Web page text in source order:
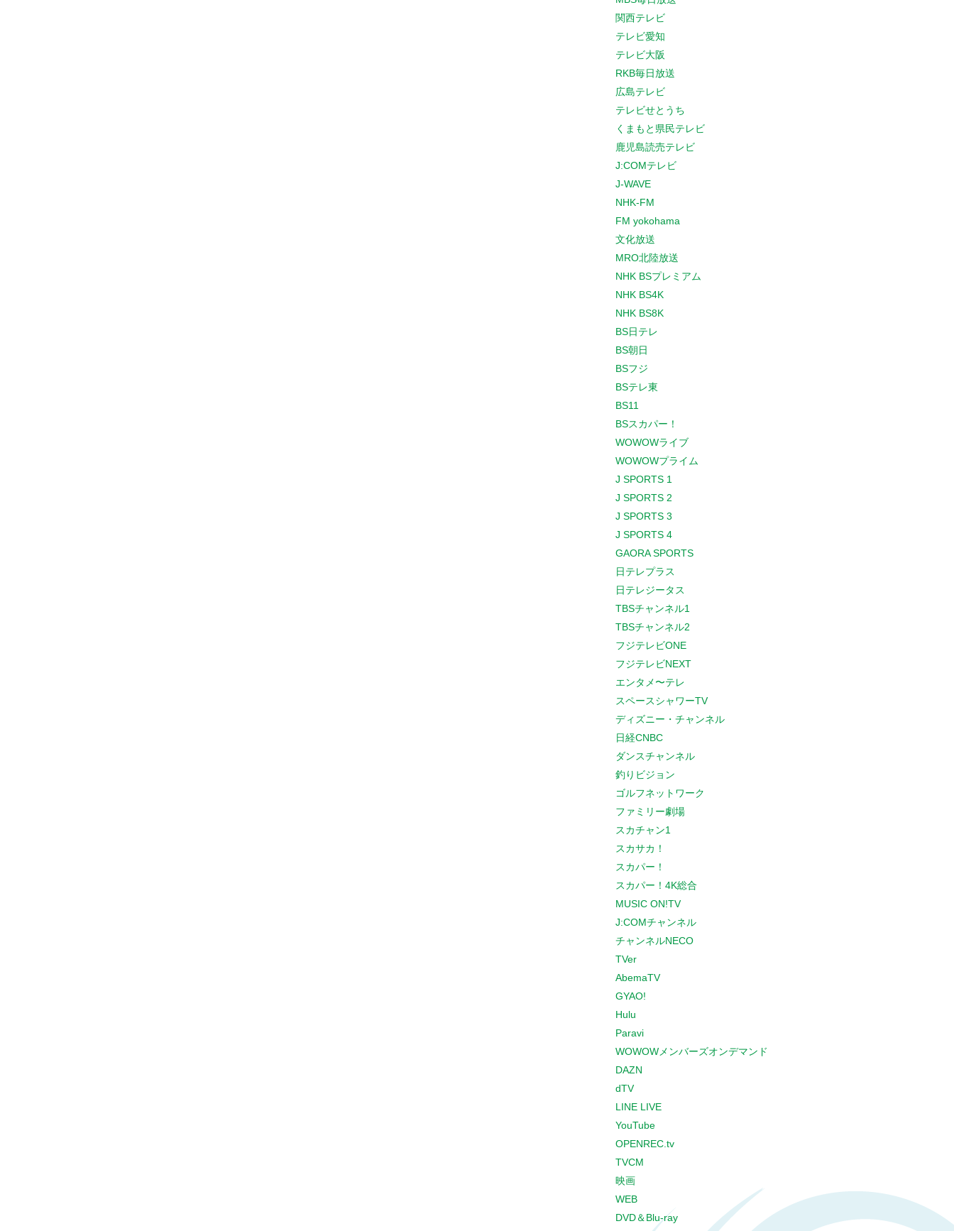
関西テレビ
テレビ愛知
テレビ大阪
RKB毎日放送
広島テレビ
テレビせとうち
くまもと県民テレビ
鹿児島読売テレビ
J:COMテレビ
J-WAVE
NHK-FM
FM yokohama
文化放送
MRO北陸放送
NHK BSプレミアム
NHK BS4K
NHK BS8K
BS日テレ
BS朝日
BSフジ
BSテレ東
BS11
BSスカパー！
WOWOWライブ
WOWOWプライム
J SPORTS 1
J SPORTS 2
J SPORTS 3
J SPORTS 4
GAORA SPORTS
日テレプラス
日テレジータス
TBSチャンネル1
TBSチャンネル2
フジテレビONE
フジテレビNEXT
エンタメ〜テレ
スペースシャワーTV
ディズニー・チャンネル
日経CNBC
ダンスチャンネル
釣りビジョン
ゴルフネットワーク
ファミリー劇場
スカチャン1
スカサカ！
スカパー！
スカパー！4K総合
MUSIC ON!TV
J:COMチャンネル
チャンネルNECO
TVer
AbemaTV
GYAO!
Hulu
Paravi
WOWOWメンバーズオンデマンド
DAZN
dTV
LINE LIVE
YouTube
OPENREC.tv
TVCM
映画
WEB
DVD＆Blu-ray